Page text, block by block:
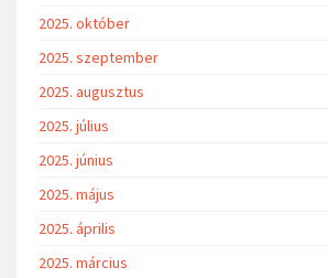
2025. október
2025. szeptember
2025. augusztus
2025. július
2025. június
2025. május
2025. április
2025. március